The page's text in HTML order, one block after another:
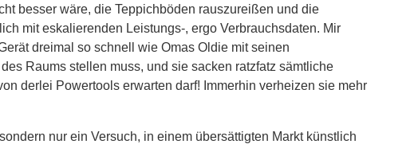
besser wäre, die Teppichböden rauszureißen und die
mit eskalierenden Leistungs-, ergo Verbrauchsdaten. Mir
dreimal so schnell wie Omas Oldie mit seinen
Raums stellen muss, und sie sacken ratzfatz sämtliche
derlei Powertools erwarten darf! Immerhin verheizen sie mehr
nur ein Versuch, in einem übersättigten Markt künstlich